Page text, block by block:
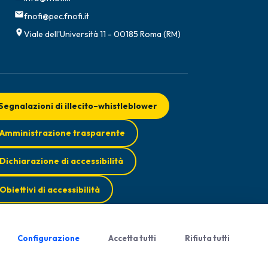
fnofi@pec.fnofi.it
Viale dell'Università 11 - 00185 Roma (RM)
di illecito–whistleblower
Amministrazione trasparente
Dichiarazione di accessibilità
Obiettivi di accessibilità
Configurazione Accetta tutti Rifiuta tutti